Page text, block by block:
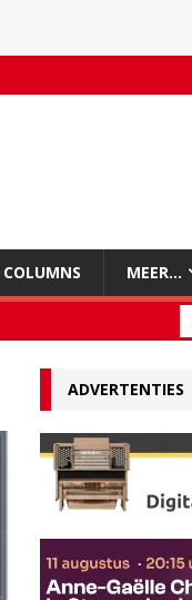
COLUMNS MEER…
ADVERTENTIES